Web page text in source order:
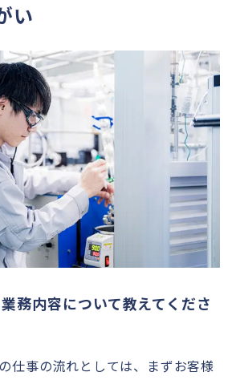
い
務内容について教えてくださ
仕事の流れとしては、まずお客様